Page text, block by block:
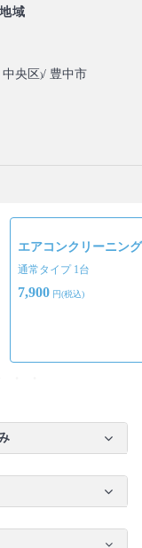
域
中央区)/ 豊中市
エアコンクリーニング
通常タイプ 1台
7,900 円(税込)